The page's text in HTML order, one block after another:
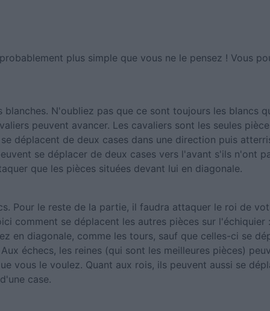
plus simple que vous ne le pensez ! Vous
N'oubliez pas que ce sont toujours les blancs
peuvent avancer. Les cavaliers sont les seules
déplacent de deux cases dans une direction puis
se déplacer de deux cases vers l'avant s'ils n'ont
que les pièces situées devant lui en diagonale.
Pour le reste de la partie, il faudra attaquer le roi de
comment se déplacent les autres pièces sur l'échiquier
en diagonale, comme les tours, sauf que celles-ci se
échecs, les reines (qui sont les meilleures pièces)
vous le voulez. Quant aux rois, ils peuvent aussi se
case.